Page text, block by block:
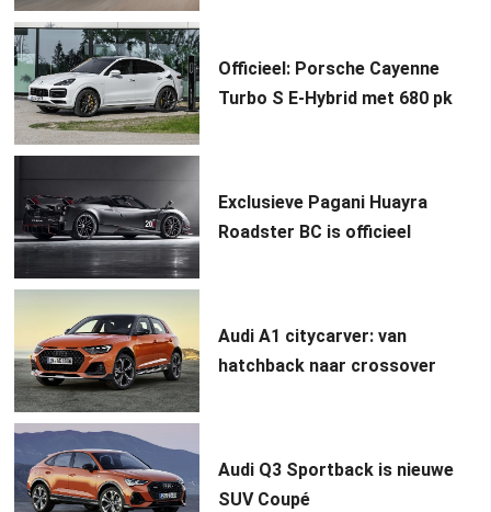
Officieel: Porsche Cayenne
Turbo S E-Hybrid met 680 pk
Exclusieve Pagani Huayra
Roadster BC is officieel
Audi A1 citycarver: van
hatchback naar crossover
Audi Q3 Sportback is nieuwe
SUV Coupé